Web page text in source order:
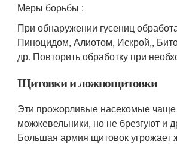
Меры борьбы :
При обнаружении гусениц
Пиноцидом, Алиотом, Искрой,,
др. Повторить обработку при
Щитовки и ложнощитовки
Эти прожорливые насекомые чаще
можжевельники, но не брезгуют и
Большая армия щитовок угрожает